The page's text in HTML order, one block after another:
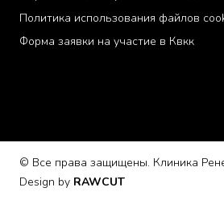
«Некоторые файлы cookie
обслуживание. Вы можете
Принять
Политика использования файлов
Форма заявки на участие в Квкк
© Все права защищены. Клиника
Design by RAWCUT